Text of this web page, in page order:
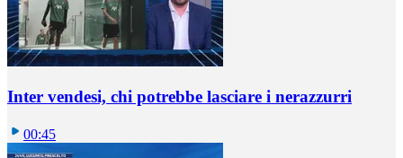
Inter vendesi, chi potrebbe lasciare i nerazzurri
00:45